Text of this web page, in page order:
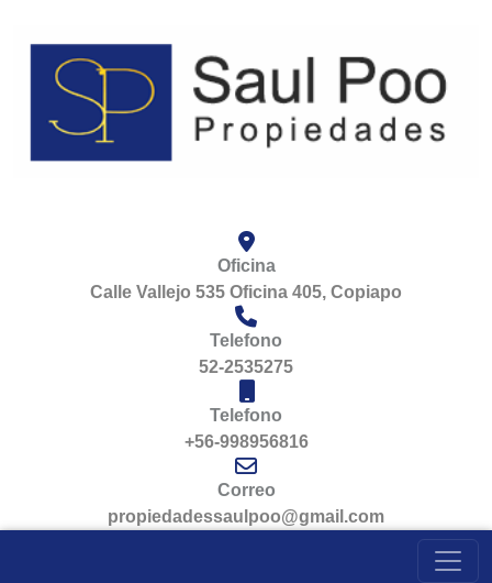
Oficina
Calle Vallejo 535 Oficina 405, Copiapo
Telefono
52-2535275
Telefono
+56-998956816
Correo
propiedadessaulpoo@gmail.com